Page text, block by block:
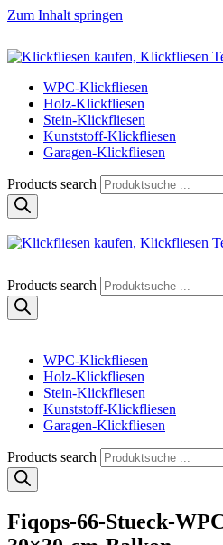
Zum Inhalt springen
Klickfliese | klick-klick-fertig
Klickfliesen online kaufen
WPC-Klickfliesen
Holz-Klickfliesen
Stein-Klickfliesen
Kunststoff-Klickfliesen
Garagen-Klickfliesen
Products search
Klickfliese | klick-klick-fertig
Klickfliesen online kaufen
Products search
WPC-Klickfliesen
Holz-Klickfliesen
Stein-Klickfliesen
Kunststoff-Klickfliesen
Garagen-Klickfliesen
Products search
Fiqops-66-Stueck-